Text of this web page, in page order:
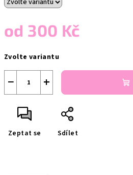
od 300 Kč
cena:
Zvolte variantu
+
−
Zeptat se Sdílet